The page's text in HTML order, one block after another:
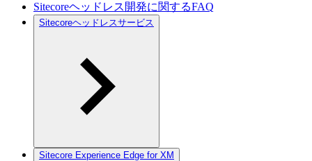
Sitecoreヘッドレス開発に関するFAQ
Sitecoreヘッドレスサービス
Sitecore Experience Edge for XM